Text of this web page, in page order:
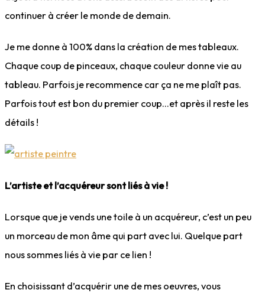
continuer à créer le monde de demain.
Je me donne à 100% dans la création de mes tableaux.
Chaque coup de pinceaux, chaque couleur donne vie au
tableau. Parfois je recommence car ça ne me plaît pas.
Parfois tout est bon du premier coup…et après il reste les
détails !
L’artiste et l’acquéreur sont liés à vie !
Lorsque que je vends une toile à un acquéreur, c’est un peu
un morceau de mon âme qui part avec lui. Quelque part
nous sommes liés à vie par ce lien !
En choisissant d’acquérir une de mes oeuvres, vous